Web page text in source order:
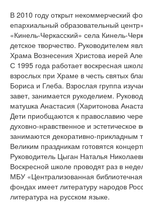
В 2010 году открыт некоммерческий
епархиальный образовательный
«Кинель-Черкасский» села Кинель-
детское творчество. Руководителем
Храма Вознесения Христова иерей
С 1995 года работает воскресная
взрослых при Храме в честь святых
Бориса и Глеба. Взрослая группа
завет, занимается рукоделием.
матушка Анастасия (Харитонова
Дети приобщаются к православию
духовно-нравственное и эстетическое
занимаются декоративно-прикладным
Великим праздникам готовятся
Руководитель Цыган Наталья
Воскресной школе проводят раз в
МБУ «Централизованная
фондах имеет литературу народов
литература на русском языке.